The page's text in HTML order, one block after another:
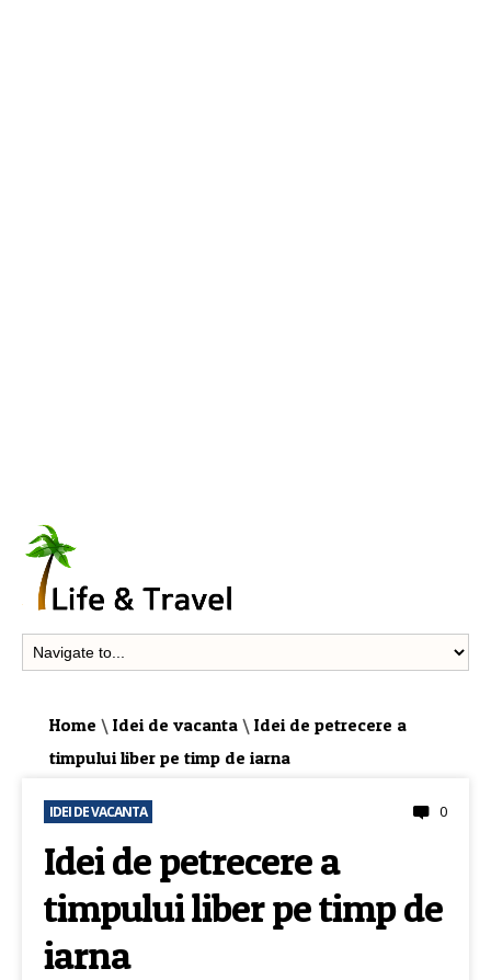
Home \ Idei de vacanta \ Idei de petrecere a
timpului liber pe timp de iarna
IDEI DE VACANTA 0
Idei de petrecere a
timpului liber pe timp de
iarna